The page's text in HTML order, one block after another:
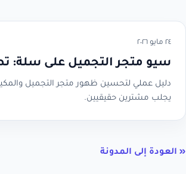
٢٤ مايو ٢٠٢٦
سيو متجر التجميل على سلة:
دليل عملي لتحسين ظهور متجر التجميل
يجلب مشترين حقيقيين.
« العودة إلى المدونة